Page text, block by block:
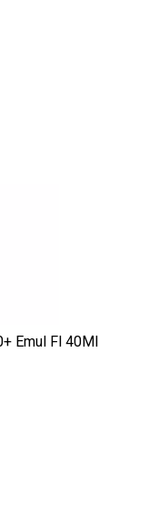
Emul Fl 40Ml